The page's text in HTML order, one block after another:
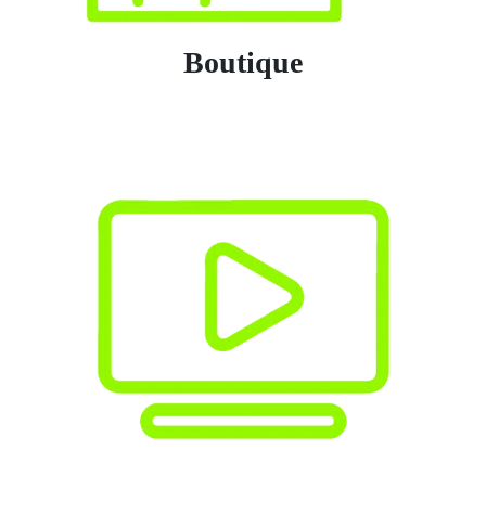
Boutique